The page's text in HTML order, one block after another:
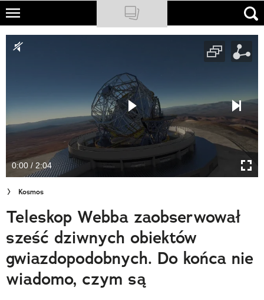
Skip
main
NATIONAL GEOGRAPHIC
Sklep
Cuda Polski
Wielki Konkurs Fotograficzny
Trendbook Podróżniczy
Polecane
0:00 / 2:04
Kosmos
Teleskop Webba zaobserwował
sześć dziwnych obiektów
gwiazdopodobnych. Do końca nie
wiadomo, czym są